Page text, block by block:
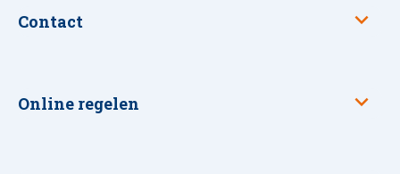
Contact
Online regelen